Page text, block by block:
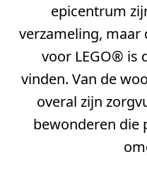
epicentrum
verzameling, maar
voor LEGO® is
vinden. Van de
overal zijn
bewonderen die